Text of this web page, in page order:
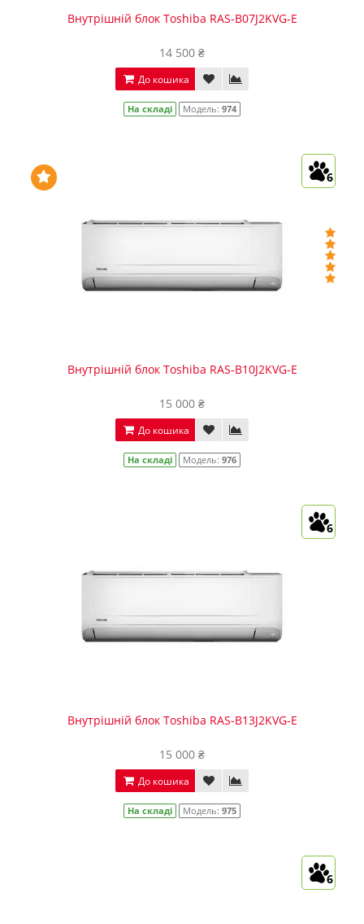
Внутрішній блок Toshiba RAS-B07J2KVG-E
14 500 ₴
До кошика
На складі Модель: 974
6
Внутрішній блок Toshiba RAS-B10J2KVG-E
15 000 ₴
До кошика
На складі Модель: 976
6
Внутрішній блок Toshiba RAS-B13J2KVG-E
15 000 ₴
До кошика
На складі Модель: 975
6